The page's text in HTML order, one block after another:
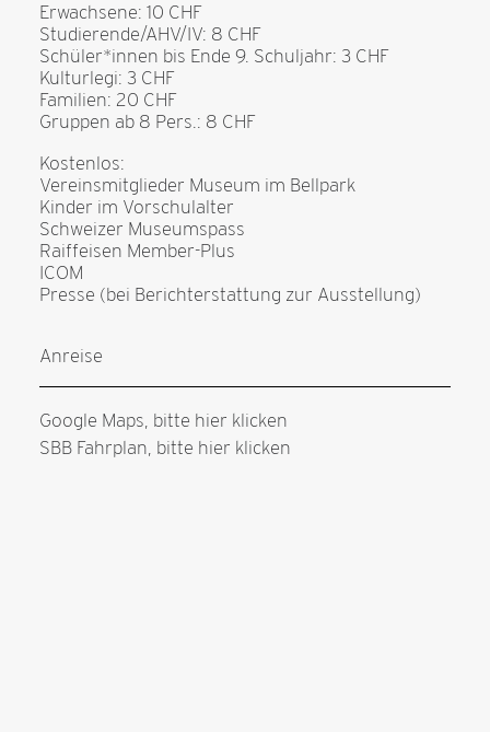
Erwachsene: 10 CHF
Studierende/AHV/IV: 8 CHF
Schüler*innen bis Ende 9. Schuljahr: 3 CHF
Kulturlegi: 3 CHF
Familien: 20 CHF
Gruppen ab 8 Pers.: 8 CHF
Kostenlos:
Vereinsmitglieder Museum im Bellpark
Kinder im Vorschulalter
Schweizer Museumspass
Raiffeisen Member-Plus
ICOM
Presse (bei Berichterstattung zur Ausstellung)
Anreise
Google Maps, bitte hier klicken
SBB Fahrplan, bitte hier klicken